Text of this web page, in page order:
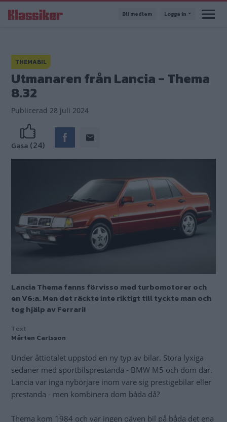
till
Bli medlem Logga in
THEMABIL
Utmanaren från Lancia - Thema
8.32
Publicerad 28 juli 2024
Gasa (24)
Lancia Thema fanns förvisso med turbomotorer och
en V6:a. Men det räckte inte riktigt till tyckte man och
tog hjälp av Ferrari!
Text
Mårten Carlsson
Under åttiotalet uppstod en ny typ av bilar. Stora lyxiga
sedaner med sportbilsprestanda - BMW M5 och dom där.
Lancia var inga nybörjare inom vare sig prestigebilar eller
prestanda - men kombinera dom båda då?
Thema kom 1984 och var ingen oäven bil på båda det ena